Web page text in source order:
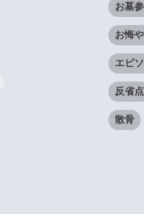
お墓
お悔
エピ
反省点
散骨